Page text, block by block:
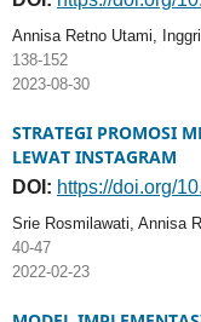
Annisa Retno Utami,
138-152
2023-08-30
STRATEGI PROMOSI
LEWAT INSTAGRAM
DOI: https://doi.org/
Srie Rosmilawati, Annisa
40-47
2022-02-23